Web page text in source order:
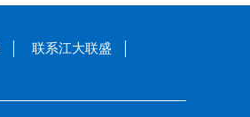
联系江大联盛